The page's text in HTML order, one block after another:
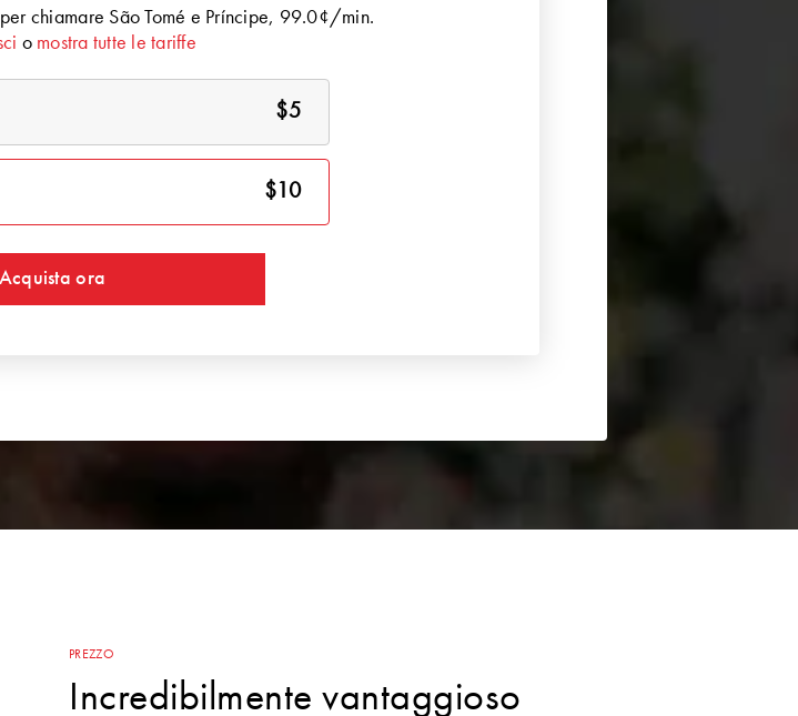
chiamare São Tomé e Príncipe, 99.0¢/min.
o mostra tutte le tariffe
$5
$10
Acquista ora
PREZZO
Incredibilmente vantaggioso